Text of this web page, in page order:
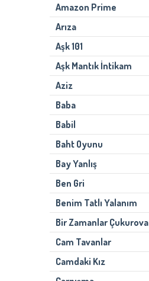
Amazon Prime
Arıza
Aşk 101
Aşk Mantık İntikam
Aziz
Baba
Babil
Baht Oyunu
Bay Yanlış
Ben Gri
Benim Tatlı Yalanım
Bir Zamanlar Çukurova
Cam Tavanlar
Camdaki Kız